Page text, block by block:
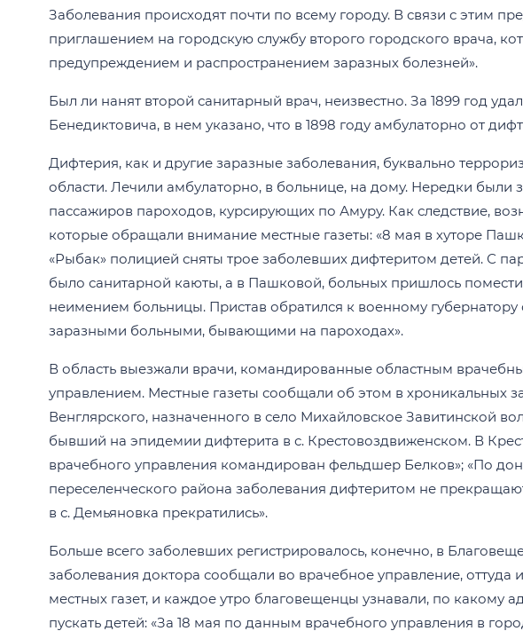
Заболевания происходят почти по всему городу. В связи с этим
приглашением на городскую службу второго городского врача,
предупреждением и распространением заразных болезней».
Был ли нанят второй санитарный врач, неизвестно. За 1899 год
Бенедиктовича, в нем указано, что в 1898 году амбулаторно от
Дифтерия, как и другие заразные заболевания, буквально
области. Лечили амбулаторно, в больнице, на дому. Нередки были
пассажиров пароходов, курсирующих по Амуру. Как следствие,
которые обращали внимание местные газеты: «8 мая в хуторе
«Рыбак» полицией сняты трое заболевших дифтеритом детей. С
было санитарной каюты, а в Пашковой, больных пришлось
неимением больницы. Пристав обратился к военному губернатору
заразными больными, бывающими на пароходах».
В область выезжали врачи, командированные областным
управлением. Местные газеты сообщали об этом в хроникальных
Венглярского, назначенного в село Михайловское Завитинской
бывший на эпидемии дифтерита в с. Крестовоздвиженском. В
врачебного управления командирован фельдшер Белков»; «По
переселенческого района заболевания дифтеритом не
в с. Демьяновка прекратились».
Больше всего заболевших регистрировалось, конечно, в
заболевания доктора сообщали во врачебное управление,
местных газет, и каждое утро благовещенцы узнавали, по какому
пускать детей: «За 18 мая по данным врачебного управления в